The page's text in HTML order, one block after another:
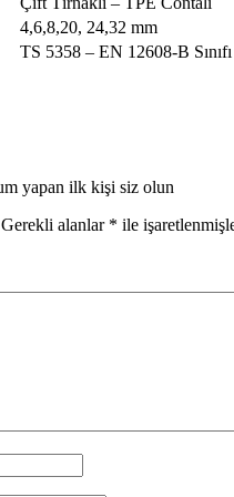
4,6,8,20, 24,32 mm
TS 5358 – EN 12608-B Sınıfı
yapan ilk kişi siz olun
Gerekli alanlar * ile